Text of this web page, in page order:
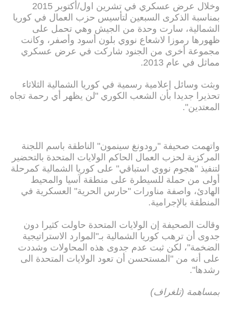
وخلال عرض عسكري في تشرين اول/أكتوبر 2015
بمناسبة الذكرى السبعين لتأسيس حزب العمال في كوريا
الشمالية، سارت وحدة من الجيش وهي تحمل على
ظهورها رموزا لاشعاع نووي بلون أسود وأصفر، وكانت
مجموعة أخرى من الجنود شاركت في عرض عسكري
مماثل في عام 2013.
وبثت وسائل إعلامية رسمية في كوريا الشمالية الثلاثاء
تحذيرا جديدا بأن الشعب الكوري "لن يظهر أي رحمة تجاه
المعتدين".
واتهمت صحيفة "رودونغ سينمون" الناطقة باسم اللجنة
المركزية لحزب العمال الحاكم الولايات المتحدة بالتحضير
لتنفيذ "هجوم نووي استباقي" على كوريا الشمالية كمرحلة
أولى من حملة للسيطرة على منطقة آسيا والمحيط
الهادئ، واصفة مناورات "حارس الحرية" العسكرية في
المنطقة بالإجرامية.
وقالت الصحيفة إن الولايات المتحدة حاولت كثيرا دون
جدوى أن ترهب كوريا الشمالية بـ"الموارد الاستراتيجية
الضخمة"، لكن ثبت عدم جدوى هذه المحاولات وشددت
على أنه من "المستحسن أن تعود الولايات المتحدة الى
رشدها".
بمساهمة (تلغراف)